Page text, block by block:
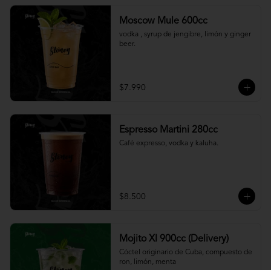
Moscow Mule 600cc
vodka , syrup de jengibre, limón y ginger
beer.
$7.990
Espresso Martini 280cc
Café expresso, vodka y kaluha.
$8.500
Mojito Xl 900cc (Delivery)
Cóctel originario de Cuba, compuesto de
ron, limón, menta